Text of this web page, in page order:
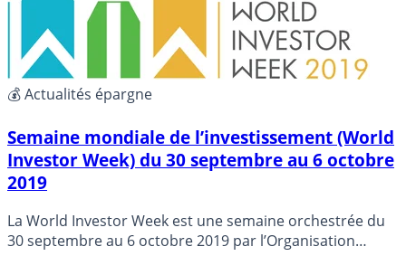
💰 Actualités épargne
Semaine mondiale de l’investissement (World
Investor Week) du 30 septembre au 6 octobre
2019
La World Investor Week est une semaine orchestrée du
30 septembre au 6 octobre 2019 par l’Organisation